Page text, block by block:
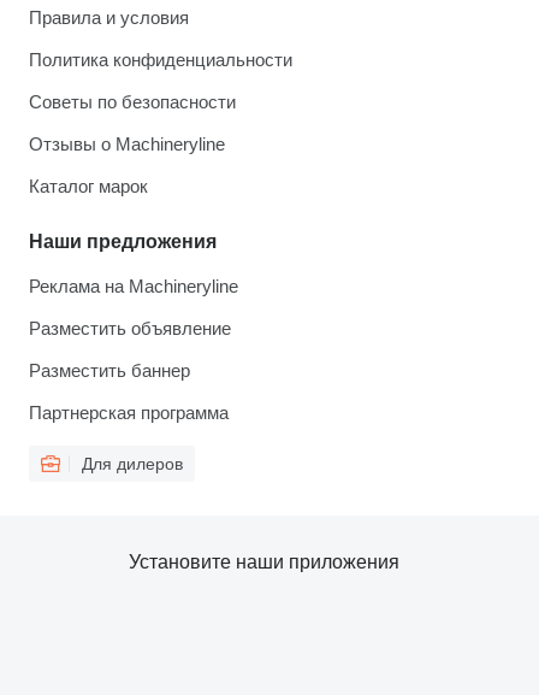
Правила и условия
Политика конфиденциальности
Советы по безопасности
Отзывы о Machineryline
Каталог марок
Наши предложения
Реклама на Machineryline
Разместить объявление
Разместить баннер
Партнерская программа
Для дилеров
Установите наши приложения